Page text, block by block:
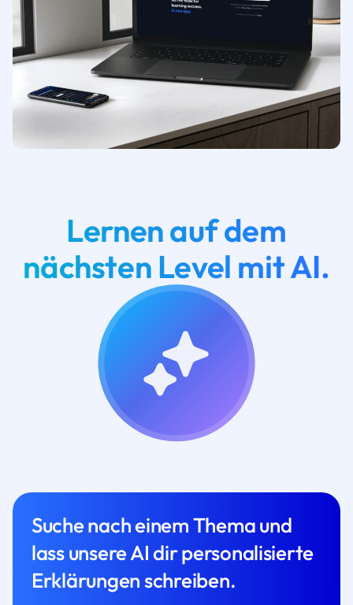
Lernen auf dem
nächsten Level mit AI.
Suche nach einem Thema und
lass unsere AI dir personalisierte
Erklärungen schreiben.